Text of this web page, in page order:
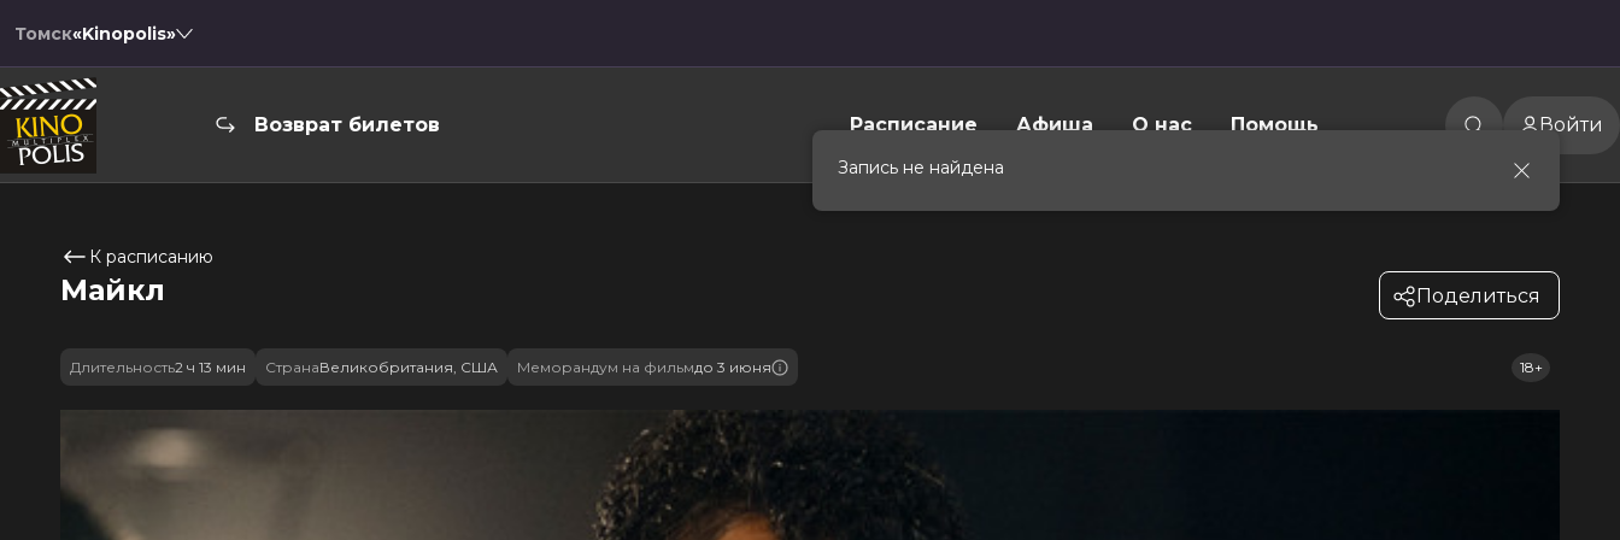
Томск«Kinopolis»
Возврат билетов Расписание Афиша О нас Помощь Войти
К расписанию
Майкл Поделиться
Длительность2 ч 13 мин СтранаВеликобритания, США Меморандум на фильмдо 3 июня 18+